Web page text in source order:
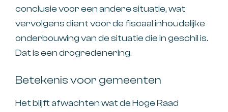
conclusie voor een andere situatie, wat
vervolgens dient voor de fiscaal inhoudelijke
onderbouwing van de situatie die in geschil is.
Dat is een drogredenering.
Betekenis voor gemeenten
Het blijft afwachten wat de Hoge Raad